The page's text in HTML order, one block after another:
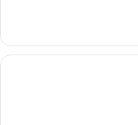
Ocean
View
and
Grand
Deluxe
Room